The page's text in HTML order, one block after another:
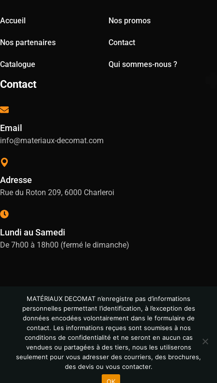
Accueil Nos promos
Nos partenaires Contact
Catalogue Qui sommes-nous ?
Contact
Email
info@materiaux-decomat.com
Adresse
Rue du Roton 209, 6000 Charleroi
Lundi au Samedi
De 7h00 à 18h00 (fermé le dimanche)
© All Copyright 2024
MATÉRIAUX DECOMAT n’enregistre pas d’informations
personnelles permettant l’identification, à l’exception des
données encodées volontairement dans le formulaire de
contact. Les informations reçues sont soumises à nos
conditions de confidentialité et ne seront en aucun cas
vendues ou partagées à des tiers, nous les utiliserons
seulement pour vous adresser des courriers, des brochures,
des devis ou vous contacter.
OK